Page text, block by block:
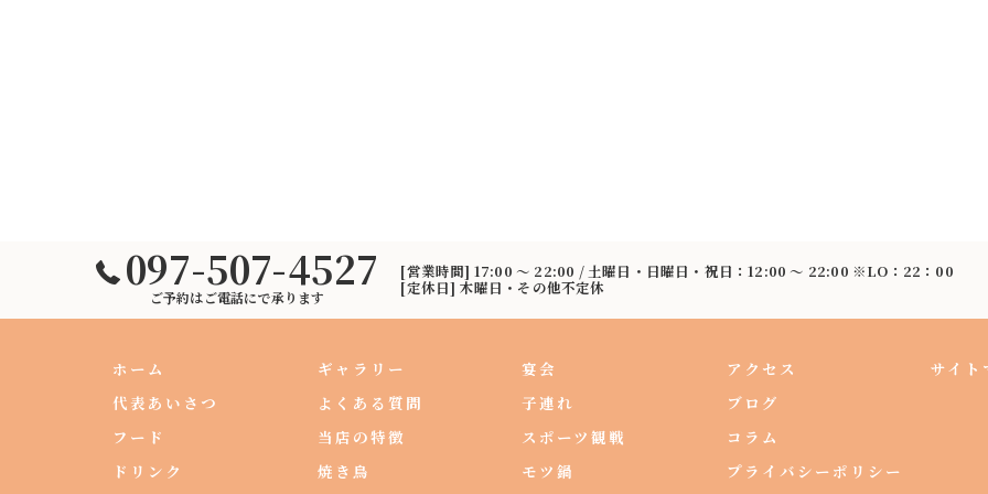
097-507-4527
ご予約はご電話にで承ります
[営業時間] 17:00 〜 22:00 / 土曜日・日曜日・祝日：12:00 〜 22:00 ※LO：22：00
[定休日] 木曜日・その他不定休
ホーム
代表あいさつ
フード
ドリンク
ギャラリー
よくある質問
当店の特徴
焼き鳥
宴会
子連れ
スポーツ観戦
モツ鍋
アクセス
ブログ
コラム
プライバシーポリシー
サイト